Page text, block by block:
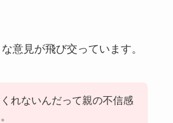
意見が飛び交っています。
れないんだって親の不信感